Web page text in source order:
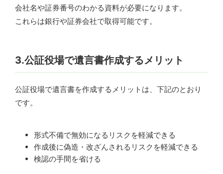
会社名や証券番号のわかる資料が必要になります。
これらは銀行や証券会社で取得可能です。
3.公証役場で遺言書作成するメリット
公証役場で遺言書を作成するメリットは、下記のとおり
です。
形式不備で無効になるリスクを軽減できる
作成後に偽造・改ざんされるリスクを軽減できる
検認の手間を省ける